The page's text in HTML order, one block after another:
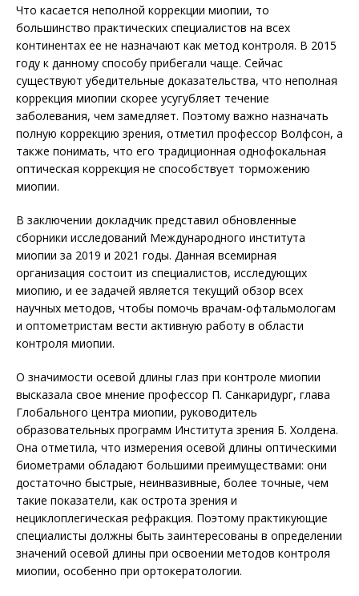
Что касается неполной коррекции миопии, то
большинство практических специалистов на всех
континентах ее не назначают как метод контроля. В 2015
году к данному способу прибегали чаще. Сейчас
существуют убедительные доказательства, что неполная
коррекция миопии скорее усугубляет течение
заболевания, чем замедляет. Поэтому важно назначать
полную коррекцию зрения, отметил профессор Волфсон, а
также понимать, что его традиционная однофокальная
оптическая коррекция не способствует торможению
миопии.
В заключении докладчик представил обновленные
сборники исследований Международного института
миопии за 2019 и 2021 годы. Данная всемирная
организация состоит из специалистов, исследующих
миопию, и ее задачей является текущий обзор всех
научных методов, чтобы помочь врачам-офтальмологам
и оптометристам вести активную работу в области
контроля миопии.
О значимости осевой длины глаз при контроле миопии
высказала свое мнение профессор П. Санкаридург, глава
Глобального центра миопии, руководитель
образовательных программ Института зрения Б. Холдена.
Она отметила, что измерения осевой длины оптическими
биометрами обладают большими преимуществами: они
достаточно быстрые, неинвазивные, более точные, чем
такие показатели, как острота зрения и
нециклоплегическая рефракция. Поэтому практикующие
специалисты должны быть заинтересованы в определении
значений осевой длины при освоении методов контроля
миопии, особенно при ортокератологии.